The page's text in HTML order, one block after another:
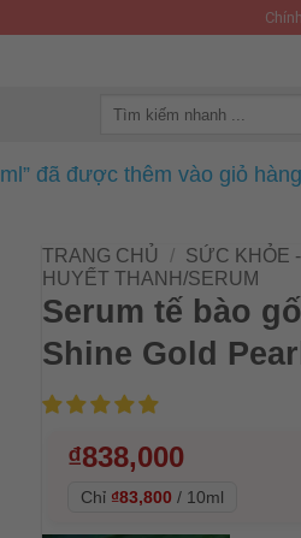
đã được thêm vào giỏ
TRANG CHỦ / SỨC KHỎE
HUYẾT THANH/SERUM
Serum tế bào
Shine Gold
₫838,000
Chỉ ₫83,800 / 10ml